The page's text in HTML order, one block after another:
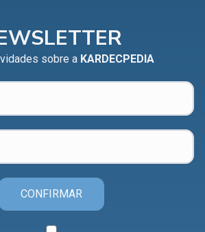
sobre a KARDECPEDIA
CONFIRMAR